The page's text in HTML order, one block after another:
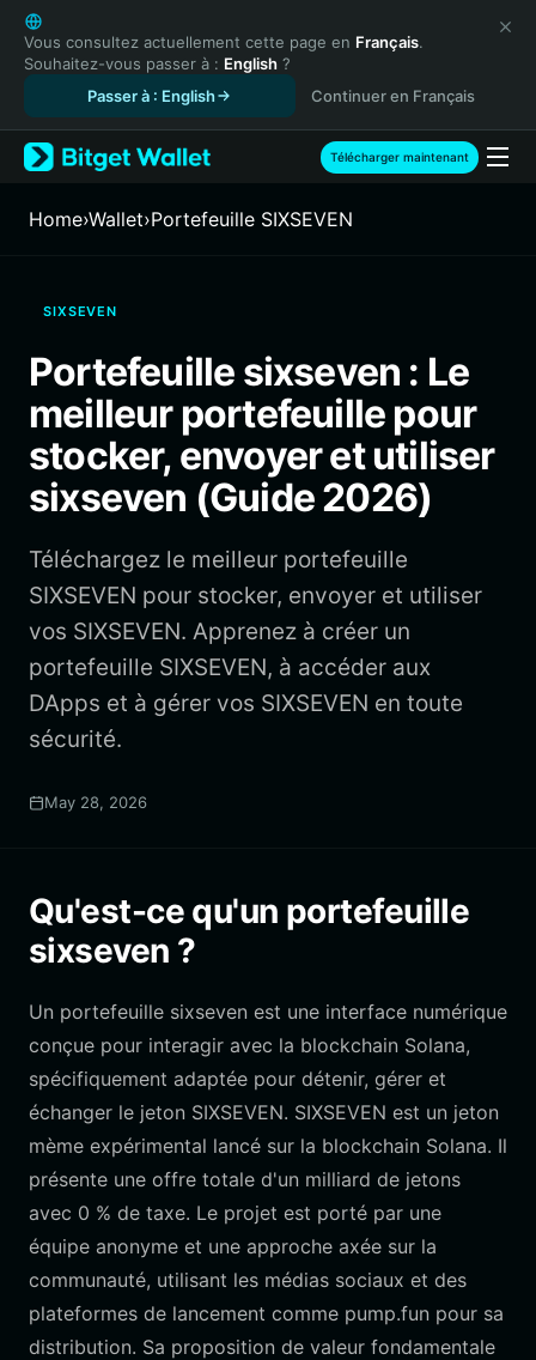
English
日本語
Tiếng Việt
Español (Latinoamérica)
Türkçe
Français
繁體中文
Bahasa Indonesia
ภาษาไทย
Español
Português (Brasil)
Vous consultez actuellement cette page en Français.
Souhaitez-vous passer à : English ?
Passer à : English
Continuer en Français
Télécharger maintenant
Home›Wallet›Portefeuille SIXSEVEN
SIXSEVEN
Portefeuille sixseven : Le
meilleur portefeuille pour
stocker, envoyer et utiliser
sixseven (Guide 2026)
Téléchargez le meilleur portefeuille
SIXSEVEN pour stocker, envoyer et utiliser
vos SIXSEVEN. Apprenez à créer un
portefeuille SIXSEVEN, à accéder aux
DApps et à gérer vos SIXSEVEN en toute
sécurité.
May 28, 2026
Qu'est-ce qu'un portefeuille
sixseven ?
Un portefeuille sixseven est une interface numérique
conçue pour interagir avec la blockchain Solana,
spécifiquement adaptée pour détenir, gérer et
échanger le jeton SIXSEVEN. SIXSEVEN est un jeton
mème expérimental lancé sur la blockchain Solana. Il
présente une offre totale d'un milliard de jetons
avec 0 % de taxe. Le projet est porté par une
équipe anonyme et une approche axée sur la
communauté, utilisant les médias sociaux et des
plateformes de lancement comme pump.fun pour sa
distribution. Sa proposition de valeur fondamentale